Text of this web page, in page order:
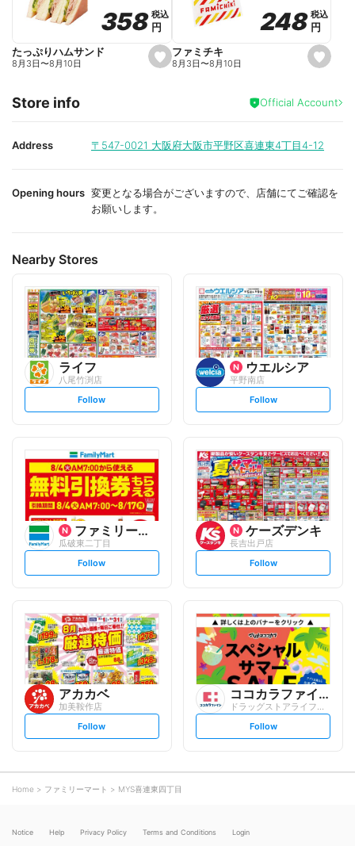
o
r
i
e
o
r
i
e
s
e
i
t
358
358税込
税込
円
円
たっぷりハムサンド
8月3日〜8月10日
s
e
a
i
t
248
248 税込
税込
円
円
ファミチキ
8月3日〜8月10日
Store info Official Account
Address 〒547-0021 大阪府大阪市平野区喜連東4丁目4-12
Opening hours 変更となる場合がございますので、店舗にてご確認を
お願いします。
Nearby Stores
ライフ
八尾竹渕店
s
l
o
w
Follow
ウエルシア
平野南店
s
l
o
w
Follow
ファミリーマート
瓜破東二丁目
s
l
o
w
Follow
ケーズデンキ
長吉出戸店
s
l
o
w
Follow
アカカベ
加美鞍作店
s
l
o
Follow
ココカラファイン
ドラッグストアライフォート 平野流町店
s
l
Follow
Home ファミリーマート MYS喜連東四丁目
Notice Help Privacy Policy Terms and Conditions Login